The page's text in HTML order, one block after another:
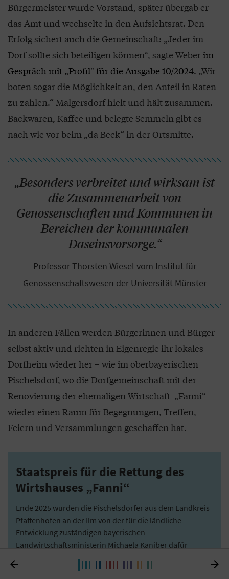
Bürgermeister wurde Vorstand, später übergab er
das Amt und wechselte in den Aufsichtsrat. Den
Erfolg sichert auch die Gemeinschaft: „Jeder im
Dorf sollte sich beteiligen können“, sagte Weberim
Gespräch mit „Profil" für die Ausgabe 10/2024. „Wir
boten sogar die Möglichkeit an, den Anteil in Raten
zu zahlen.“ Malgersdorf hielt und hält zusammen.
Backwaren, Kaffee und belegte Semmeln gibt es
nach wie vor beim „da Beck“ in der Ortsmitte.
„Besonders verbreitet und wirksam ist
die Zusammenarbeit von
Genossenschaften und Kommunen in
Bereichen der kommunalen
Daseinsvorsorge.“
Professor Thorsten Wiesel vom Institut für
Genossenschaftswesen der Universität Münster
In anderen Fällen werden Bürgerinnen und Bürger
selbst aktiv und richten in Eigenregie ihr lokales
Dorfheim wieder her – wie im oberbayerischen
Pischelsdorf, wo die Dorfgemeinschaft mit der
Renovierung der ehemaligen Wirtschaft „Fanni“
wieder einen Raum für Begegnungen, Treffen,
Feiern und Versammlungen geschaffen hat.
Staatspreis für die Rettung des
Wirtshauses „Fanni“
Ende 2025 wurden die Pischelsdorfer aus dem Landkreis
Pfaffenhofen an der Ilm von der für die ländliche
Entwicklung zuständigen bayerischen
Landwirtschaftsministerin Michaela Kaniber dafür
ausgezeichnet, dass sie nach 40 Jahren Leerstand das
ehemalige Wirtshaus „Fanni“ hergerichtet und
 